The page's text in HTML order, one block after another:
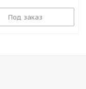
Под заказ